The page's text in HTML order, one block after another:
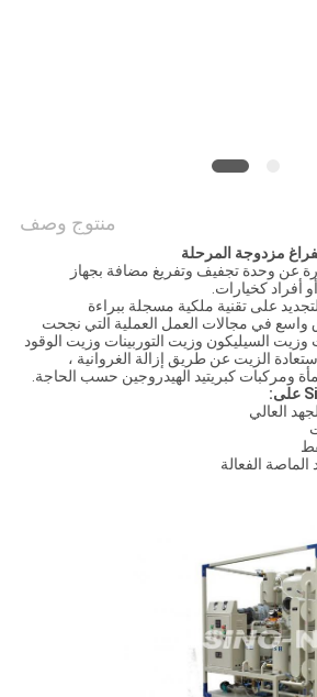
منتوج وصف
مزدوجة المرحلة
عن وحدة تجفيف وتفريغ مضافة بجهاز
أفراد كخيارات.
على تقنية ملكية مسجلة ببراءة
واسع في مجالات العمل العملية التي نجحت
السيليكون وزيت التوربينات وزيت الوقود
الزيت عن طريق إزالة الغروانية ،
ومركبات كبريتيد الهيدروجين حسب الحاجة.
العالي
الفعالة